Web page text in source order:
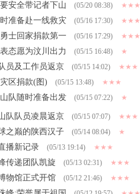
安全带记者下山 (05/20 08:38) ★★★
准备赴一线救灾 (05/16 17:30) ★★★
士回家捐款第一 (05/16 17:29) ★★★
态愿为汶川出力 (05/15 16:48) ★
员及工作员返京 (05/15 14:02) ★★★
区捐款(图) (05/15 13:48) ★★★
队随时准备出发 (05/15 07:22) ★
队队员凌晨返京 (05/15 07:07) ★★★
之巅的陕西汉子 (05/14 08:04) ★
播新记录 (05/13 19:14) ★★★
传递团队凯旋 (05/13 02:31) ★★★
物馆正式开馆 (05/12 21:46) ★★★